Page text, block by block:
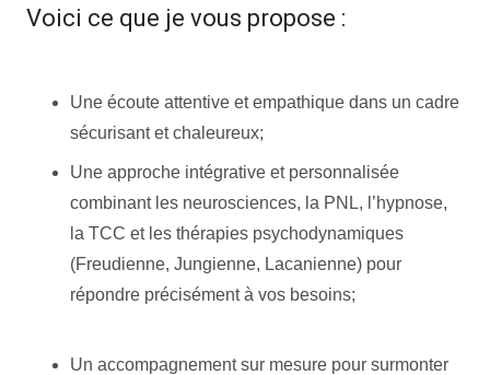
Voici ce que je vous propose :
Une écoute attentive et empathique dans un cadre
sécurisant et chaleureux;
Une approche intégrative et personnalisée
combinant les neurosciences, la PNL, l’hypnose,
la TCC et les thérapies psychodynamiques
(Freudienne, Jungienne, Lacanienne) pour
répondre précisément à vos besoins;
Un accompagnement sur mesure pour surmonter